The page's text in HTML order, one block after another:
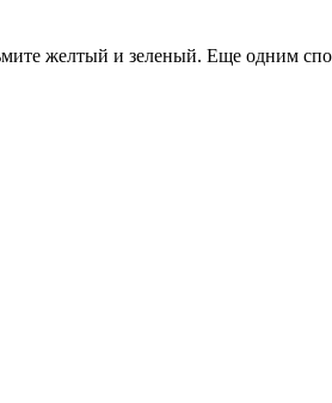
желтый и зеленый. Еще одним